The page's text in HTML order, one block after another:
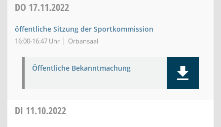
DO 17.11.2022
öffentliche Sitzung der Sportkommission
16:00-16:47 Uhr Orbansaal
Öffentliche Bekanntmachung
DI 11.10.2022